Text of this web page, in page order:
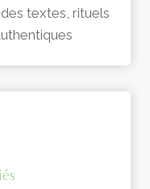
textes, rituels